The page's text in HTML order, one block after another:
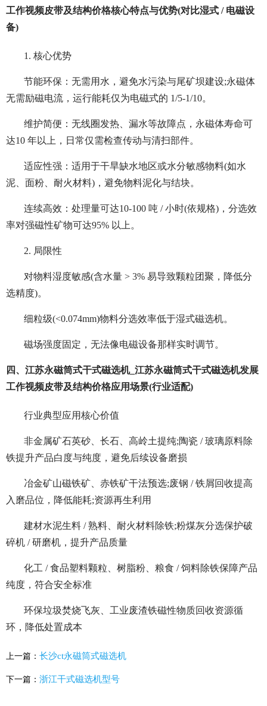
工作视频皮带及结构价格核心特点与优势(对比湿式 / 电磁设
备)
1. 核心优势
节能环保：无需用水，避免水污染与尾矿坝建设;永磁体
无需励磁电流，运行能耗仅为电磁式的 1/5-1/10。
维护简便：无线圈发热、漏水等故障点，永磁体寿命可
达10 年以上，日常仅需检查传动与清扫部件。
适应性强：适用于干旱缺水地区或水分敏感物料(如水
泥、面粉、耐火材料)，避免物料泥化与结块。
连续高效：处理量可达10-100 吨 / 小时(依规格)，分选效
率对强磁性矿物可达95% 以上。
2. 局限性
对物料湿度敏感(含水量 > 3% 易导致颗粒团聚，降低分
选精度)。
细粒级(<0.074mm)物料分选效率低于湿式磁选机。
磁场强度固定，无法像电磁设备那样实时调节。
四、江苏永磁筒式干式磁选机_江苏永磁筒式干式磁选机发展
工作视频皮带及结构价格应用场景(行业适配)
行业典型应用核心价值
非金属矿石英砂、长石、高岭土提纯;陶瓷 / 玻璃原料除
铁提升产品白度与纯度，避免后续设备磨损
冶金矿山磁铁矿、赤铁矿干法预选;废钢 / 铁屑回收提高
入磨品位，降低能耗;资源再生利用
建材水泥生料 / 熟料、耐火材料除铁;粉煤灰分选保护破
碎机 / 研磨机，提升产品质量
化工 / 食品塑料颗粒、树脂粉、粮食 / 饲料除铁保障产品
纯度，符合安全标准
环保垃圾焚烧飞灰、工业废渣铁磁性物质回收资源循
环，降低处置成本
上一篇： 长沙ct永磁筒式磁选机
下一篇： 浙江干式磁选机型号